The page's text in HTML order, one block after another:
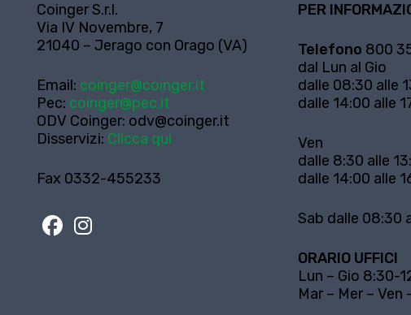
Coinger S.r.l.
Via IV Novembre, 7
21040 – Jerago con Orago (VA)
Email: coinger@coinger.it
Pec: coinger@pec.it
ODV Coinger: odv@coinger.it
Disservizi: Clicca qui
Fax 0332-455233
PER
Telefono 800
dal Lun al Gio
dalle 08:30 alle
dalle 14:00 alle
Ven
dalle 8:30 alle
dalle 14:00 alle
Sab dalle 08:30
ORARIO UFFICI
Lun – Gio 8:30-
Mar – Mer –